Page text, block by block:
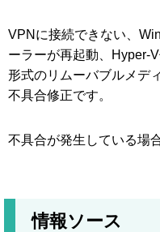
VPNに接続できない、
ーラーが再起動、Hyper-
形式のリムーバブルメデ
不具合修正です。
不具合が発生している場
情報ソース